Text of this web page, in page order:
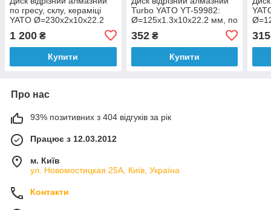
по гресу, склу, кераміці
YATO Ø=230x2x10x22.2
режимі
1 200 ₴
Купити
Turbo YATO YT-59982:
Ø=125x1.3x10x22.2 мм, по
352₴
Купити
315
Про нас
93% позитивних з 404 відгуків за рік
Працює з 12.03.2012
м. Київ
ул. Новомостицкая 25А, Київ, Україна
Контакти